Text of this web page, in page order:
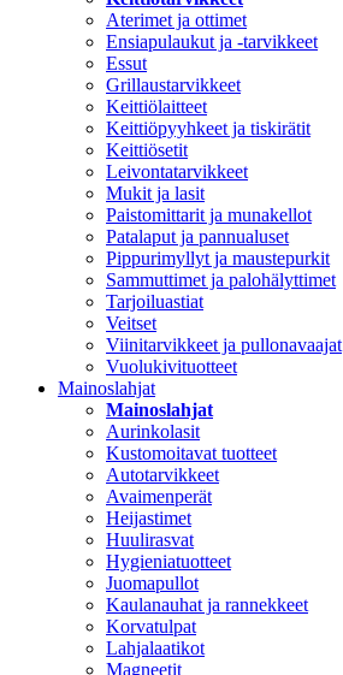
Aterimet ja ottimet
Ensiapulaukut ja -tarvikkeet
Essut
Grillaustarvikkeet
Keittiölaitteet
Keittiöpyyhkeet ja tiskirätit
Keittiösetit
Leivontatarvikkeet
Mukit ja lasit
Paistomittarit ja munakellot
Patalaput ja pannualuset
Pippurimyllyt ja maustepurkit
Sammuttimet ja palohälyttimet
Tarjoiluastiat
Veitset
Viinitarvikkeet ja pullonavaajat
Vuolukivituotteet
Mainoslahjat
Mainoslahjat
Aurinkolasit
Kustomoitavat tuotteet
Autotarvikkeet
Avaimenperät
Heijastimet
Huulirasvat
Hygieniatuotteet
Juomapullot
Kaulanauhat ja rannekkeet
Korvatulpat
Lahjalaatikot
Magneetit